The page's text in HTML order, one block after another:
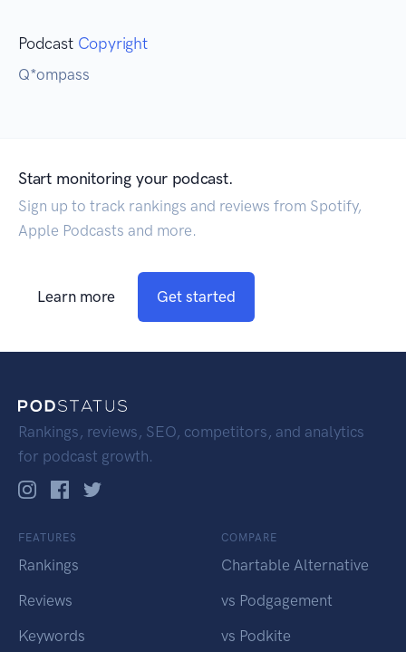
Podcast Copyright
Q*ompass
Start monitoring your podcast.
Sign up to track rankings and reviews from Spotify,
Apple Podcasts and more.
Learn more Get started
Rankings, reviews, SEO, competitors, and analytics
for podcast growth.
FEATURES
Rankings
Reviews
Keywords
COMPARE
Chartable Alternative
vs Podgagement
vs Podkite